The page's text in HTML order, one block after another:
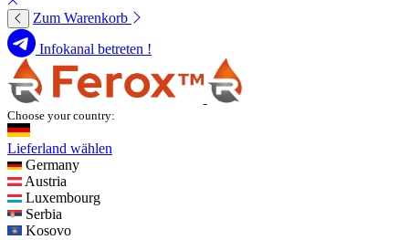
Zum Warenkorb
Infokanal betreten !
Choose your country:
Lieferland wählen
Germany
Austria
Luxembourg
Serbia
Kosovo